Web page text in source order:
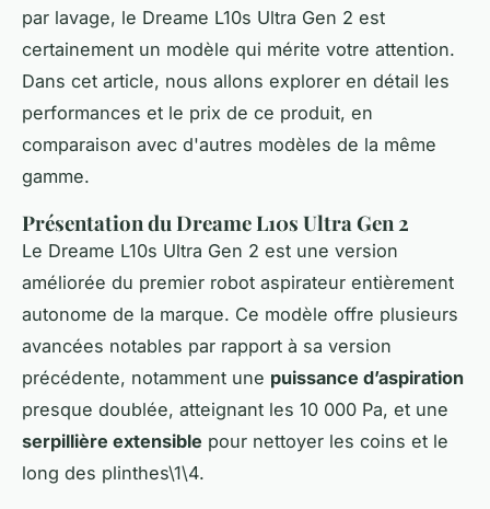
par lavage, le Dreame L10s Ultra Gen 2 est
certainement un modèle qui mérite votre attention.
Dans cet article, nous allons explorer en détail les
performances et le prix de ce produit, en
comparaison avec d'autres modèles de la même
gamme.
Présentation du Dreame L10s Ultra Gen 2
Le Dreame L10s Ultra Gen 2 est une version
améliorée du premier robot aspirateur entièrement
autonome de la marque. Ce modèle offre plusieurs
avancées notables par rapport à sa version
précédente, notamment une puissance d’aspiration
presque doublée, atteignant les 10 000 Pa, et une
serpillière extensible pour nettoyer les coins et le
long des plinthes\1\4.